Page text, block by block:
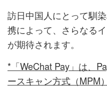
訪日中国人にとって馴
携によって、さらなる
が期待されます。
*「WeChat Pay」は、
ースキャン方式（MPM